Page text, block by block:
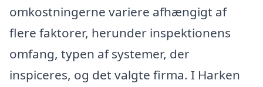
omkostningerne variere afhængigt af
flere faktorer, herunder inspektionens
omfang, typen af systemer, der
inspiceres, og det valgte firma. I Harken